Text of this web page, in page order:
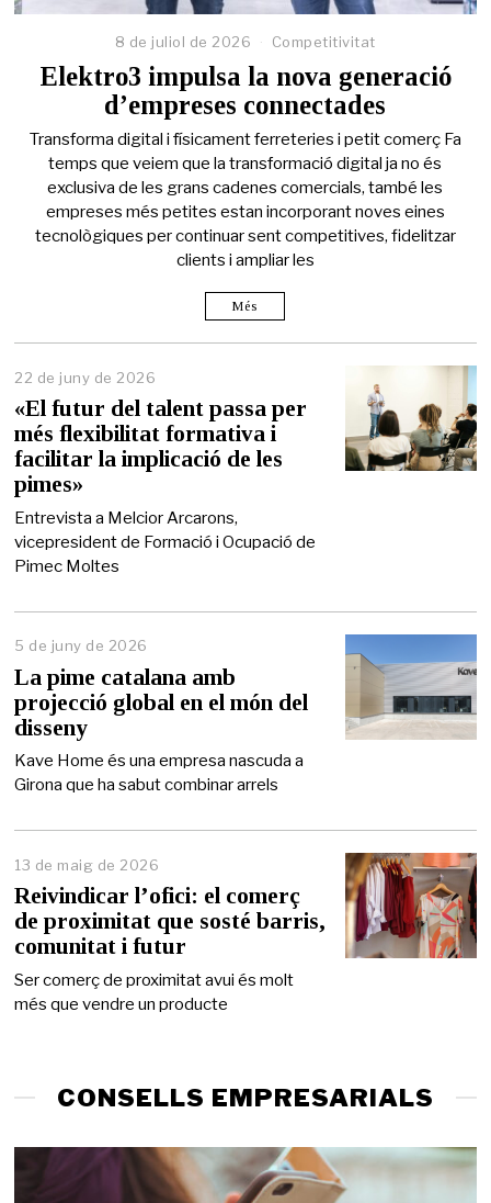
8 de juliol de 2026 Competitivitat
Elektro3 impulsa la nova generació
d’empreses connectades
Transforma digital i físicament ferreteries i petit comerç Fa
temps que veiem que la transformació digital ja no és
exclusiva de les grans cadenes comercials, també les
empreses més petites estan incorporant noves eines
tecnològiques per continuar sent competitives, fidelitzar
clients i ampliar les
Més
22 de juny de 2026
d
e
j
y
d
2
«El futur del talent passa per
més flexibilitat formativa i
facilitar la implicació de les
pimes»
Entrevista a Melcior Arcarons,
vicepresident de Formació i Ocupació de
Pimec Moltes
5 de juny de 2026
d
e
j
y
d
2
La pime catalana amb
projecció global en el món del
disseny
Kave Home és una empresa nascuda a
Girona que ha sabut combinar arrels
13 de maig de 2026
4
d
e
m
i
g
2
Reivindicar l’ofici: el comerç
de proximitat que sosté barris,
comunitat i futur
Ser comerç de proximitat avui és molt
més que vendre un producte
CONSELLS EMPRESARIALS